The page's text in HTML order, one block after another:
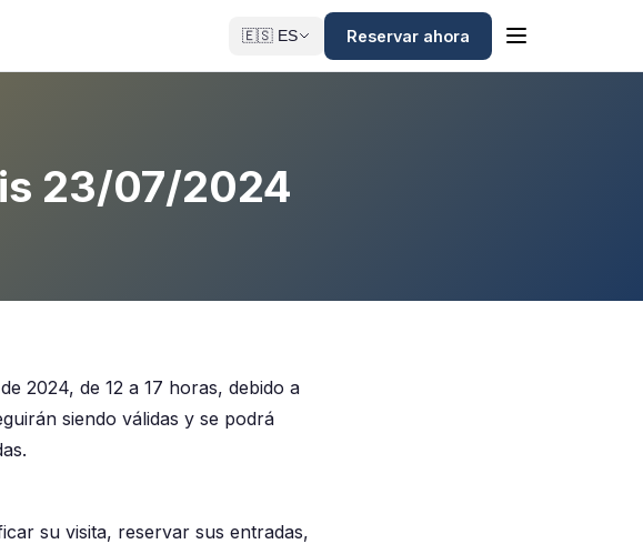
🇪🇸 ES Reservar ahora
23/07/2024
2024, de 12 a 17 horas, debido a
siendo válidas y se podrá
su visita, reservar sus entradas,